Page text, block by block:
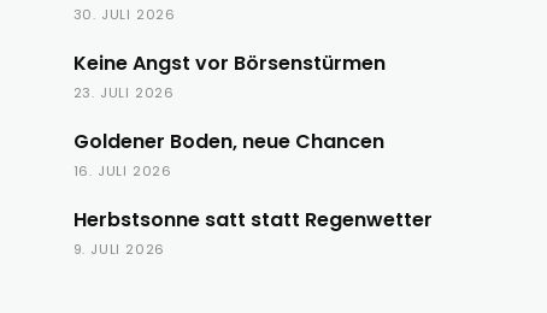
30. JULI 2026
Keine Angst vor Börsenstürmen
23. JULI 2026
Goldener Boden, neue Chancen
16. JULI 2026
Herbstsonne satt statt Regenwetter
9. JULI 2026